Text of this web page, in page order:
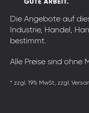
Die Angebote auf
Industrie, Handel,
bestimmt.
Alle Preise sind ohne
* zzgl. 19% MwSt, zzgl.